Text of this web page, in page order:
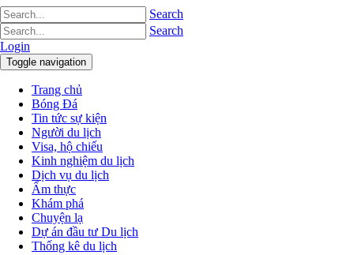
Search
Search
Login
Toggle navigation
Trang chủ
Bóng Đá
Tin tức sự kiện
Người du lịch
Visa, hộ chiếu
Kinh nghiệm du lịch
Dịch vụ du lịch
Ẩm thực
Khám phá
Chuyện lạ
Dự án đầu tư Du lịch
Thống kê du lịch